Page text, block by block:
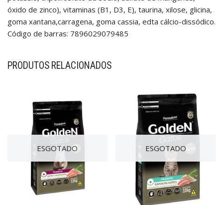
óxido de zinco), vitaminas (B1, D3, E), taurina, xilose, glicina,
goma xantana,carragena, goma cassia, edta cálcio-dissódico.
Código de barras: 7896029079485
PRODUTOS RELACIONADOS
ESGOTADO ESGOTADO